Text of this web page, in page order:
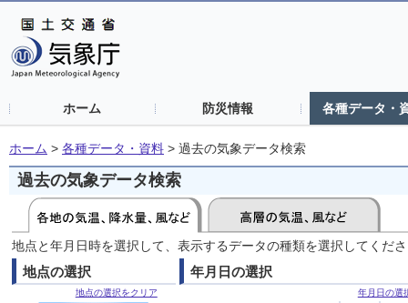
ホーム 防災情報 各種データ・
ホーム > 各種データ・資料 > 過去の気象データ検索
過去の気象データ検索
地点と年月日時を選択して、表示するデータの種類を選択してくだ
地点の選択
地点の選択をクリア
年月日の選択
年月日の選